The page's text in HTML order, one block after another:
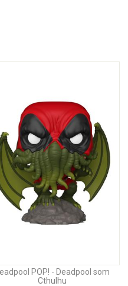
POP! - Deadpool som
Cthulhu